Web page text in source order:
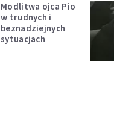
Modlitwa ojca Pio
w trudnych i
beznadziejnych
sytuacjach